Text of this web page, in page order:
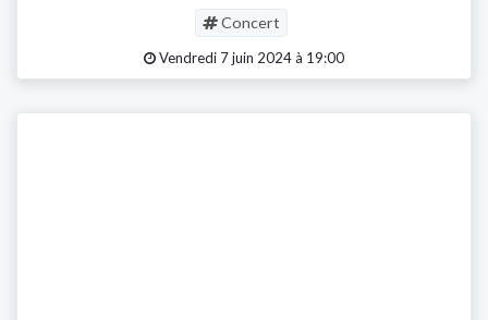
Concert
Vendredi 7 juin 2024 à 19:00